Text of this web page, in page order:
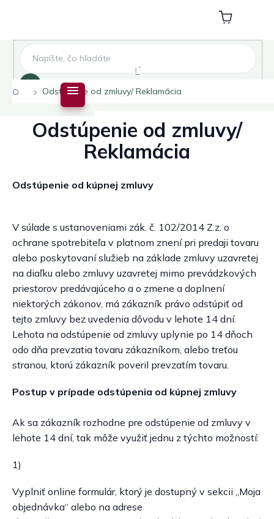
Nákupný
košík
DomovOdstúpenie od zmluvy/ Reklamácia
Odstúpenie od zmluvy/
Reklamácia
Odstúpenie od kúpnej zmluvy
V súlade s ustanoveniami zák. č. 102/2014 Z.z. o
ochrane spotrebiteľa v platnom znení pri predaji tovaru
alebo poskytovaní služieb na základe zmluvy uzavretej
na diaľku alebo zmluvy uzavretej mimo prevádzkových
priestorov predávajúceho a o zmene a doplnení
niektorých zákonov, má zákazník právo odstúpiť od
tejto zmluvy bez uvedenia dôvodu v lehote 14 dní.
Lehota na odstúpenie od zmluvy uplynie po 14 dňoch
odo dňa prevzatia tovaru zákazníkom, alebo treťou
stranou, ktorú zákazník poveril prevzatím tovaru.
Postup v prípade odstúpenia od kúpnej zmluvy
Ak sa zákazník rozhodne pre odstúpenie od zmluvy v
lehote 14 dní, tak môže využiť jednu z týchto možností:
1)
Vyplniť online formulár, ktorý je dostupný v sekcii „Moja
objednávka“ alebo na adrese